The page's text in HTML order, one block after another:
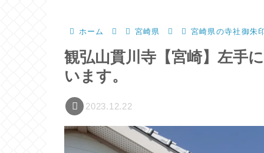
ホーム 宮崎県 宮崎県の寺社御朱
観弘山貫川寺【宮崎】左手
います。
2023.12.22